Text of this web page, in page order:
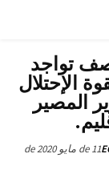
تواجد
الإحتلال
المصير
11 de مايو de 2020